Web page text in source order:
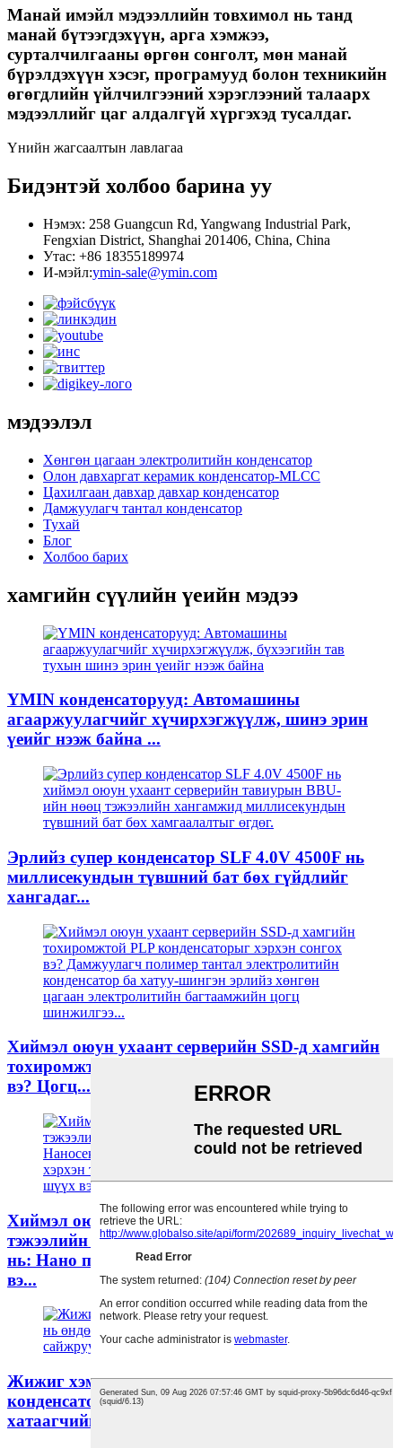
Манай имэйл мэдээллийн товхимол нь танд
манай бүтээгдэхүүн, арга хэмжээ,
сурталчилгааны өргөн сонголт, мөн манай
бүрэлдэхүүн хэсэг, програмууд болон техникийн
өгөгдлийн үйлчилгээний хэрэглээний талаарх
мэдээллийг цаг алдалгүй хүргэхэд тусалдаг.
Үнийн жагсаалтын лавлагаа
Бидэнтэй холбоо барина уу
Нэмэх: 258 Guangcun Rd, Yangwang Industrial Park,
Fengxian District, Shanghai 201406, China, China
Утас: +86 18355189974
И-мэйл:ymin-sale@ymin.com
мэдээлэл
Хөнгөн цагаан электролитийн конденсатор
Олон давхаргат керамик конденсатор-MLCC
Цахилгаан давхар давхар конденсатор
Дамжуулагч тантал конденсатор
Тухай
Блог
Холбоо барих
хамгийн сүүлийн үеийн мэдээ
YMIN конденсаторууд: Автомашины
агааржуулагчийг хүчирхэгжүүлж, шинэ эрин
үеийг нээж байна ...
Эрлийз супер конденсатор SLF 4.0V 4500F нь
миллисекундын түвшний бат бөх гүйдлийг
хангадаг...
Хиймэл оюун ухаант серверийн SSD-д хамгийн
тохиромжтой PLP конденсаторыг хэрхэн сонгох
вэ? Цогц...
Хиймэл оюун ухааны серверүүд дэх CPU/GPU
тэжээлийн хангамжийн асуудлыг шийдвэрлэх
нь: Нано процессорыг хэрхэн тогтворжуулах
вэ...
Жижиг хэмжээтэй, том хүч! YMIN
конденсаторууд нь өндөр хурдтай үсний
хатаагчийг гайхалтай болгодог...